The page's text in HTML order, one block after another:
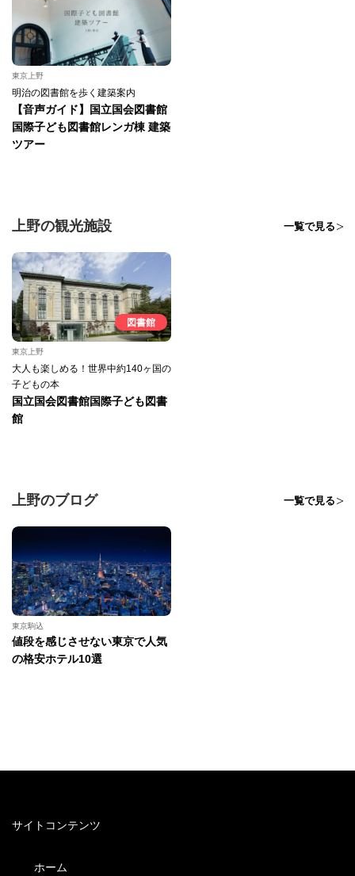
東京上野
明治の図書館を歩く建築案内
【音声ガイド】国立国会図書館
国際子ども図書館レンガ棟 建築
ツアー
上野の観光施設 一覧で見る
図書館
東京上野
大人も楽しめる！世界中約140ヶ国の
子どもの本
国立国会図書館国際子ども図書
館
上野のブログ 一覧で見る
東京駒込
値段を感じさせない東京で人気
の格安ホテル10選
サイトコンテンツ
ホーム